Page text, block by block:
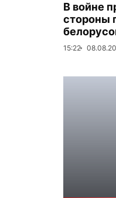
В войне
стороны
15:22